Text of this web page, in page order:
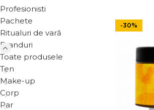
Profesionisti
Pachete
Ritualuri de vară
Branduri
Toate produsele
Ten
Make-up
Corp
Par
-30%